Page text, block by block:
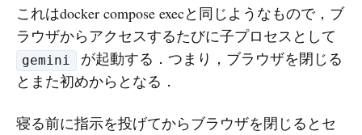
これはdocker compose execと同じようなもので，ブ
ラウザからアクセスするたびに子プロセスとして
gemini
が起動する．つまり，ブラウザを閉じる
とまた初めからとなる．
寝る前に指示を投げてからブラウザを閉じるとセ